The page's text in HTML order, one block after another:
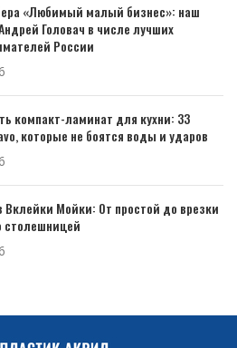
«Любимый малый бизнес»: наш
Головач в числе лучших
России
компакт-ламинат для кухни: 33
которые не боятся воды и ударов
Вклейки Мойки: От простой до врезки
столешницей